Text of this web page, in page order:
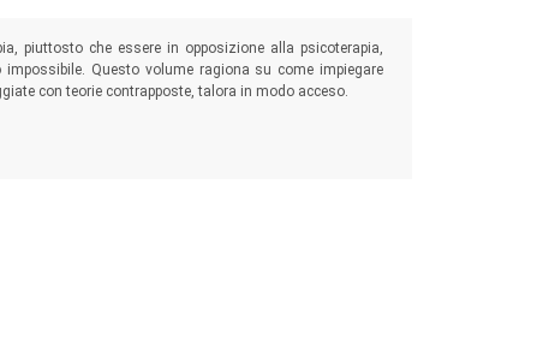
piuttosto che essere in opposizione alla psicoterapia,
Questo volume ragiona su come impiegare
con teorie contrapposte, talora in modo acceso.